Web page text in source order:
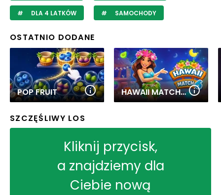
DLA 4 LATKÓW SAMOCHODY
OSTATNIO DODANE
POP FRUIT HAWAII MATCH 6
SZCZĘŚLIWY LOS
Kliknij przycisk,
a znajdziemy dla
Ciebie nową